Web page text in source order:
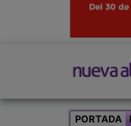
PORTADA